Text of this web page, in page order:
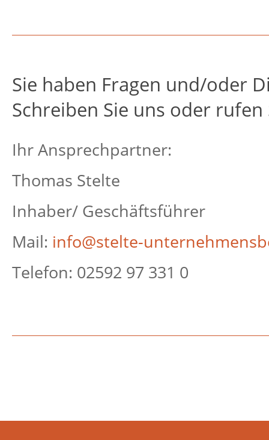
Sie haben Fragen und/oder
Schreiben Sie uns oder
Ihr Ansprechpartner:
Thomas Stelte
Inhaber/ Geschäftsführer
Mail: info@stelte-
Telefon: 02592 97 331 0